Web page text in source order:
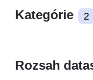
Kategórie 2
Rozsah